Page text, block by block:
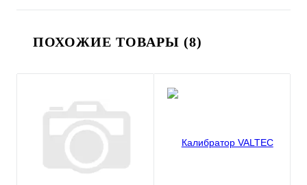
ПОХОЖИЕ ТОВАРЫ (8)